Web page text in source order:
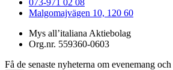
Malgomajvägen 10, 120 60
Mys all’italiana Aktiebolag
Org.nr. 559360-0603
Få de senaste nyheterna om evenemang